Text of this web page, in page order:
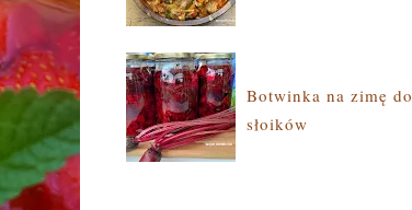
Botwinka na zimę do
słoików